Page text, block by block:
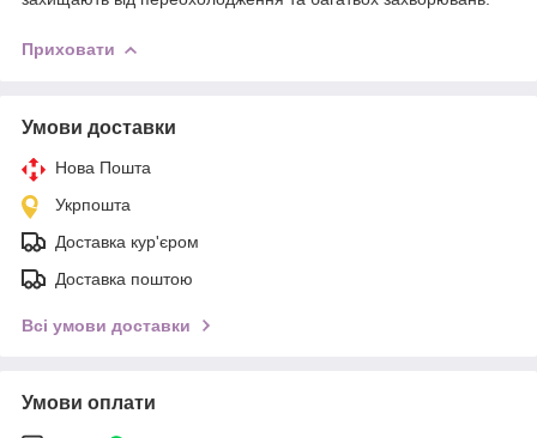
Приховати
Умови доставки
Нова Пошта
Укрпошта
Доставка кур'єром
Доставка поштою
Всі умови доставки
Умови оплати